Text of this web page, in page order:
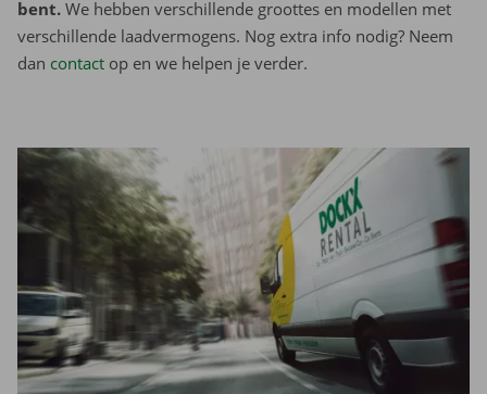
bent. We hebben verschillende groottes en modellen met
verschillende laadvermogens. Nog extra info nodig? Neem
dan contact op en we helpen je verder.